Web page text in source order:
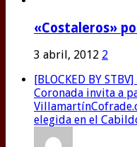
«Costaleros»
3 abril, 2012 2
[BLOCKED BY
Coronada invita a
elegida en el